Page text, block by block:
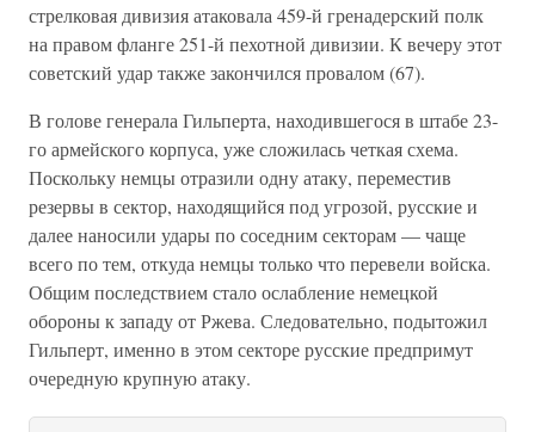
стрелковая дивизия атаковала 459-й гренадерский полк
на правом фланге 251-й пехотной дивизии. К вечеру этот
советский удар также закончился провалом (67).
В голове генерала Гильперта, находившегося в штабе 23-
го армейского корпуса, уже сложилась четкая схема.
Поскольку немцы отразили одну атаку, переместив
резервы в сектор, находящийся под угрозой, русские и
далее наносили удары по соседним секторам — чаще
всего по тем, откуда немцы только что перевели войска.
Общим последствием стало ослабление немецкой
обороны к западу от Ржева. Следовательно, подытожил
Гильперт, именно в этом секторе русские предпримут
очередную крупную атаку.